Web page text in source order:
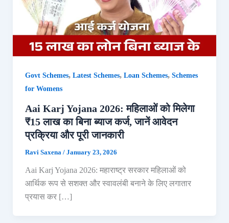
Govt Schemes, Latest Schemes, Loan Schemes, Schemes
for Womens
Aai Karj Yojana 2026: महिलाओं को मिलेगा
₹15 लाख का बिना ब्याज कर्ज, जानें आवेदन
प्रक्रिया और पूरी जानकारी
Ravi Saxena / January 23, 2026
Aai Karj Yojana 2026: महाराष्ट्र सरकार महिलाओं को
आर्थिक रूप से सशक्त और स्वावलंबी बनाने के लिए लगातार
प्रयास कर […]